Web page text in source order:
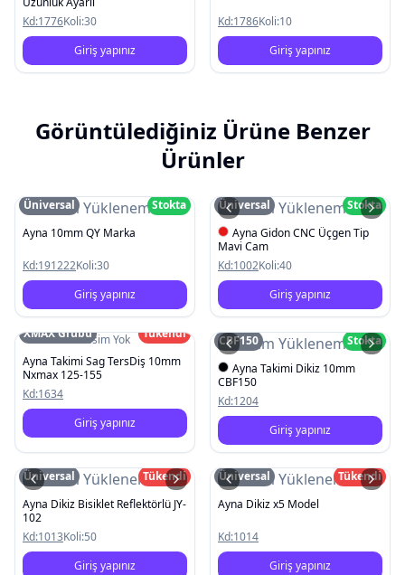
Kd:1776Koli:30
Giriş yapınız
Kd:1786Koli:10
Giriş yapınız
Görüntülediğiniz Ürüne Benzer
Ürünler
Resim Yüklenemedi
Üniversal
Stokta
Ayna 10mm QY Marka
Kd:191222Koli:30
Giriş yapınız
Resim Yüklenemedi
Üniversal
Stokta
Ayna Gidon CNC Üçgen Tip
Mavi Cam
Kd:1002Koli:40
Giriş yapınız
Resim Yok
XMAX Grubu
Tükendi
Ayna Takimi Sag TersDiş 10mm
Nxmax 125-155
Kd:1634
Giriş yapınız
Resim Yüklenemedi
CBF150
Stokta
Ayna Takimi Dikiz 10mm
CBF150
Kd:1204
Giriş yapınız
Resim Yüklenemedi
Üniversal
Tükendi
Ayna Dikiz Bisiklet Reflektörlü JY-
102
Kd:1013Koli:50
Giriş yapınız
Resim Yüklenemedi
Üniversal
Tükendi
Ayna Dikiz x5 Model
Kd:1014
Giriş yapınız